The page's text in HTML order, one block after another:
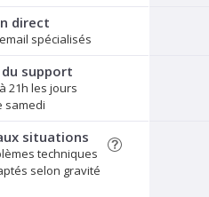
direct
spécialisés
support
21h les jours
samedi
situations
techniques
selon gravité